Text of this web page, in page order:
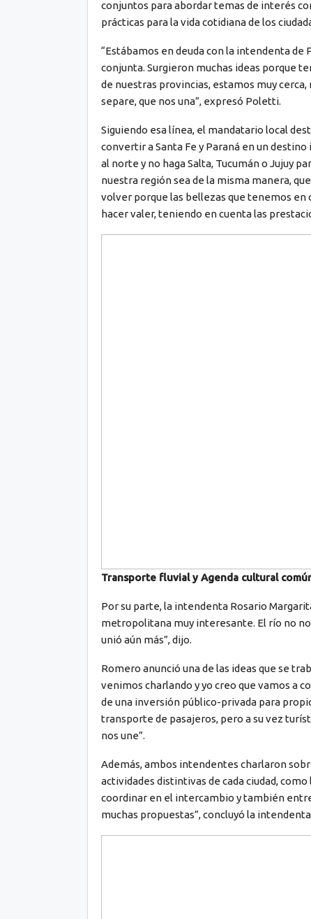
conjuntos para abordar temas de interés
prácticas para la vida cotidiana de los
“Estábamos en deuda con la intendenta
conjunta. Surgieron muchas ideas porque
de nuestras provincias, estamos muy
separe, que nos una”, expresó Poletti.
Siguiendo esa línea, el mandatario local
convertir a Santa Fe y Paraná en un
al norte y no haga Salta, Tucumán o Jujuy
nuestra región sea de la misma manera,
volver porque las bellezas que tenemos
hacer valer, teniendo en cuenta las
Transporte fluvial y Agenda cultural
Por su parte, la intendenta Rosario
metropolitana muy interesante. El río no
unió aún más”, dijo.
Romero anunció una de las ideas que se
venimos charlando y yo creo que vamos a
de una inversión público-privada para
transporte de pasajeros, pero a su vez
nos une”.
Además, ambos intendentes charlaron
actividades distintivas de cada ciudad,
coordinar en el intercambio y también
muchas propuestas”, concluyó la